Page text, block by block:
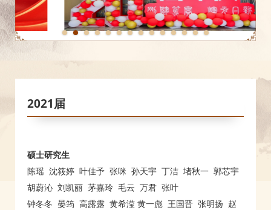
4 5 6 7 8 9 10 11 12 13 14
2021届
硕士研究生
陈瑶 沈筱婷 叶佳予 张咪 孙天宇 丁洁 堵秋一 郭芯宇
胡蔚沁 刘凯丽 茅嘉玲 毛云 万君 张叶
钟冬冬 晏筠 高露露 黄希滢 黄一彪 王国晋 张明扬 赵